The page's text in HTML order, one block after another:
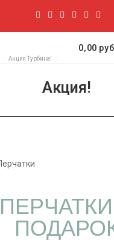
0,00
Акция Турбина!
Акция!